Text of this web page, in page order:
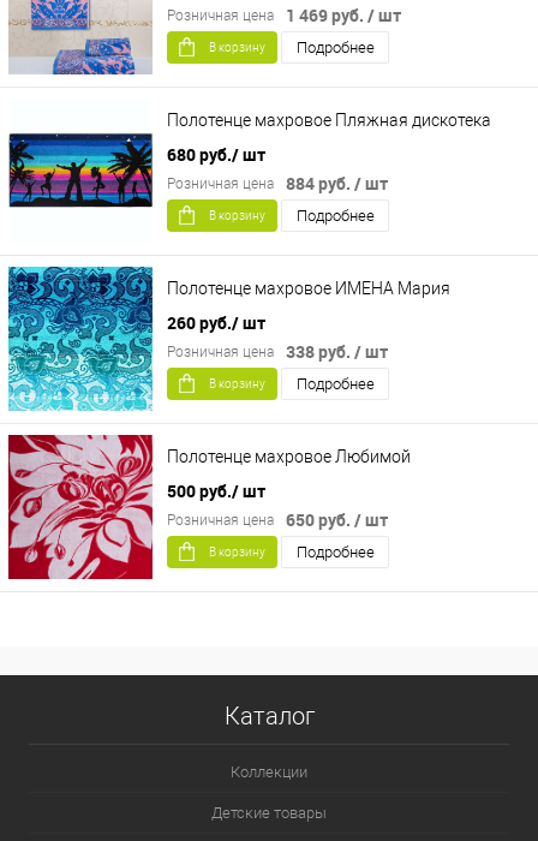
1 469 руб. / шт
Розничная цена
В корзину Подробнее
Полотенце махровое Пляжная дискотека
680 руб./ шт
884 руб. / шт
Розничная цена
В корзину Подробнее
Полотенце махровое ИМЕНА Мария
260 руб./ шт
338 руб. / шт
Розничная цена
В корзину Подробнее
Полотенце махровое Любимой
500 руб./ шт
650 руб. / шт
Розничная цена
В корзину Подробнее
Каталог
Коллекции
Детские товары